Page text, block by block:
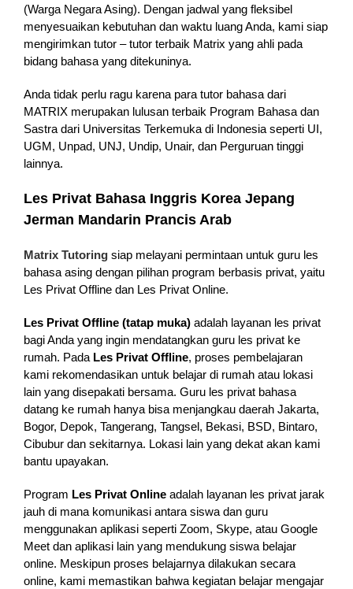
(Warga Negara Asing). Dengan jadwal yang fleksibel
menyesuaikan kebutuhan dan waktu luang Anda, kami siap
mengirimkan tutor – tutor terbaik Matrix yang ahli pada
bidang bahasa yang ditekuninya.
Anda tidak perlu ragu karena para tutor bahasa dari
MATRIX merupakan lulusan terbaik Program Bahasa dan
Sastra dari Universitas Terkemuka di Indonesia seperti UI,
UGM, Unpad, UNJ, Undip, Unair, dan Perguruan tinggi
lainnya.
Les Privat Bahasa Inggris Korea Jepang
Jerman Mandarin Prancis Arab
Matrix Tutoring siap melayani permintaan untuk guru les
bahasa asing dengan pilihan program berbasis privat, yaitu
Les Privat Offline dan Les Privat Online.
Les Privat Offline (tatap muka) adalah layanan les privat
bagi Anda yang ingin mendatangkan guru les privat ke
rumah. Pada Les Privat Offline, proses pembelajaran
kami rekomendasikan untuk belajar di rumah atau lokasi
lain yang disepakati bersama. Guru les privat bahasa
datang ke rumah hanya bisa menjangkau daerah Jakarta,
Bogor, Depok, Tangerang, Tangsel, Bekasi, BSD, Bintaro,
Cibubur dan sekitarnya. Lokasi lain yang dekat akan kami
bantu upayakan.
Program Les Privat Online adalah layanan les privat jarak
jauh di mana komunikasi antara siswa dan guru
menggunakan aplikasi seperti Zoom, Skype, atau Google
Meet dan aplikasi lain yang mendukung siswa belajar
online. Meskipun proses belajarnya dilakukan secara
online, kami memastikan bahwa kegiatan belajar mengajar